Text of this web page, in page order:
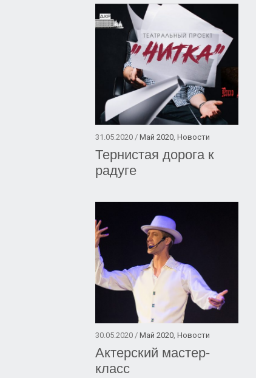
31.05.2020 / Май 2020 Новости
Тернистая дорога к
радуге
30.05.2020 / Май 2020 Новости
Актерский мастер-
класс